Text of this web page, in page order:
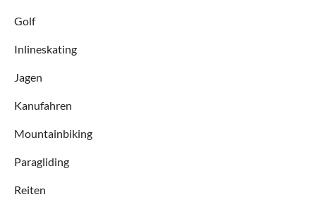
Golf
Inlineskating
Jagen
Kanufahren
Mountainbiking
Paragliding
Reiten